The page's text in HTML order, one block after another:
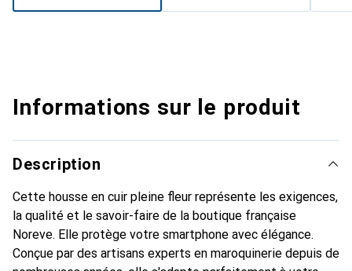
Informations sur le produit
Description
Cette housse en cuir pleine fleur représente les exigences,
la qualité et le savoir-faire de la boutique française
Noreve. Elle protège votre smartphone avec élégance.
Conçue par des artisans experts en maroquinerie depuis de